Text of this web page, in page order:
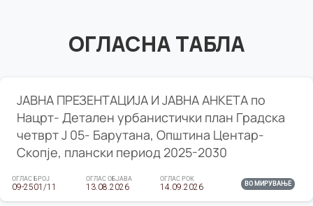
ОГЛАСНА ТАБЛА
ЈАВНА ПРЕЗЕНТАЦИЈА И ЈАВНА АНКЕТА по
Нацрт- Детален урбанистички план Градска
четврт Ј 05- Барутана, Општина Центар-
Скопје, плански период 2025-2030
ОГЛАС БРОЈ
09-2501/11
ОГЛАС ОБЈАВА
13.08.2026
ОГЛАС РОК
14.09.2026 ВО МИРУВАЊЕ